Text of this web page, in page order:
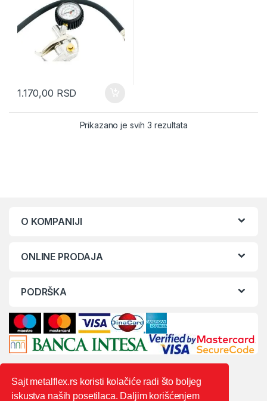
1.170,00 RSD
Prikazano je svih 3 rezultataSorted by latest
O KOMPANIJI
ONLINE PRODAJA
PODRŠKA
Sajt metalflex.rs koristi kolačiće radi što boljeg
iskustva naših posetilaca. Daljim korišćenjem